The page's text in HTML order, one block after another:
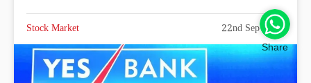
Stock Market 22nd Sep 2025
Share